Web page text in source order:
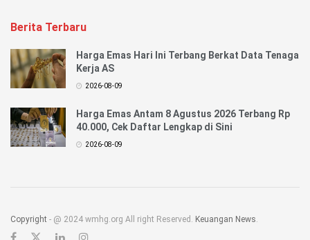
Berita Terbaru
Harga Emas Hari Ini Terbang Berkat Data Tenaga
Kerja AS
2026-08-09
Harga Emas Antam 8 Agustus 2026 Terbang Rp
40.000, Cek Daftar Lengkap di Sini
2026-08-09
Copyright - @ 2024 wmhg.org All right Reserved. Keuangan News